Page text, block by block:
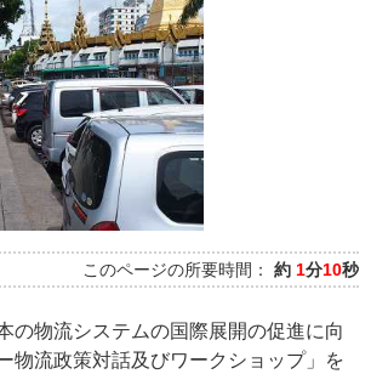
このページの所要時間： 約 1分10秒
の物流システムの国際展開の促進に向
物流政策対話及びワークショップ」を